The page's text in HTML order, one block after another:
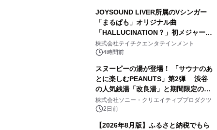
JOYSOUND LIVER所属のVシンガー
「まるぱも」オリジナル曲
「HALLUCINATION？」初メジャー配
信リリース決定！
株式会社テイチクエンタテインメント
4時間前
スヌーピーの湯が登場！ 「サウナのあ
とに楽しむPEANUTS」第2弾 渋谷
の人気銭湯「改良湯」と期間限定のコ
ラボレーション サウナイキタイコラ
ボグッズも発売決定！
株式会社ソニー・クリエイティブプロダクツ
2日前
【2026年8月版】ふるさと納税でもら